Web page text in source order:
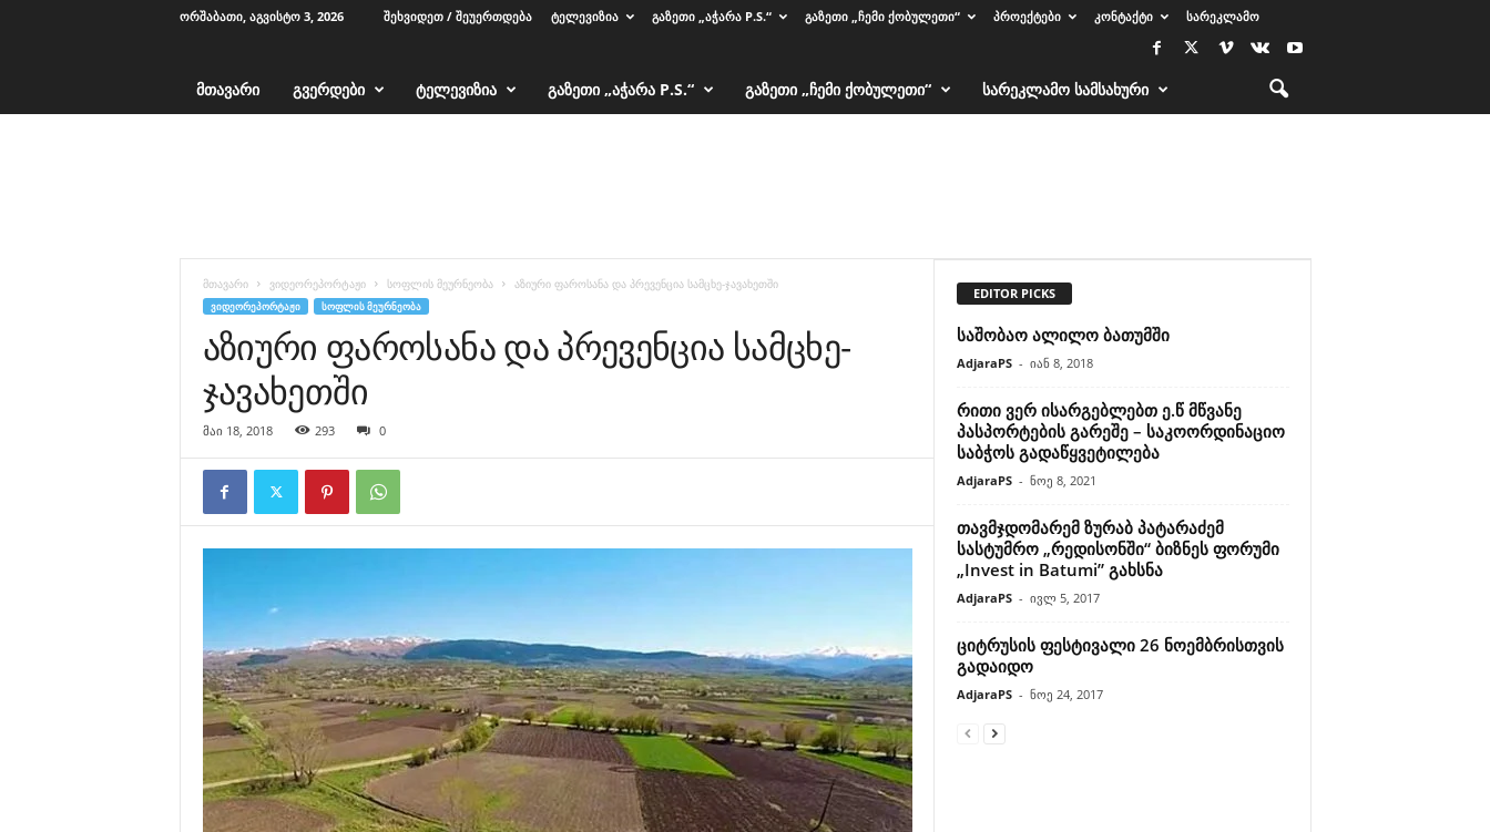
ᲝᲠᲨᲐᲑᲐᲗᲘ, ᲐᲒᲕᲘᲡᲢᲝ 3, 2026 ᲨᲔᲮᲕᲘᲓᲔᲗ / ᲨᲔᲣᲔᲠᲗᲓᲔᲑᲐ ᲢᲔᲚᲔᲕᲘᲖᲘᲐ ᲒᲐᲖᲔᲗᲘ „ᲐᲭᲐᲠᲐ P.S.“ ᲒᲐᲖᲔᲗᲘ „ᲩᲔᲛᲘ ᲥᲝᲑᲣᲚᲔᲗᲘ“ ᲞᲠᲝᲔᲥᲢᲔᲑᲘ ᲙᲝᲜᲢᲐᲥᲢᲘ ᲡᲐᲠᲔᲙᲚᲐᲛᲝ
ᲛᲗᲐᲕᲐᲠᲘ ᲒᲕᲔᲠᲓᲔᲑᲘ ᲢᲔᲚᲔᲕᲘᲖᲘᲐ ᲒᲐᲖᲔᲗᲘ „ᲐᲭᲐᲠᲐ P.S.“ ᲒᲐᲖᲔᲗᲘ „ᲩᲔᲛᲘ ᲥᲝᲑᲣᲚᲔᲗᲘ“ ᲡᲐᲠᲔᲙᲚᲐᲛᲝ ᲡᲐᲛᲡᲐᲮᲣᲠᲘ
მთავარი ვიდეორეპორტაჟი სოფლის მეურნეობა აზიური ფაროსანა და პრევენცია სამცხე-ჯავახეთში
ᲕᲘᲓᲔᲝᲠᲔᲞᲝᲠᲢᲐᲟᲘ ᲡᲝᲤᲚᲘᲡ ᲛᲔᲣᲠᲜᲔᲝᲑᲐ
აზიური ფაროსანა და პრევენცია სამცხე-
ჯავახეთში
მაი 18, 2018 293 0
EDITOR PICKS
საშობაო ალილო ბათუმში
AdjaraPS - იან 8, 2018
რითი ვერ ისარგებლებთ ე.წ მწვანე
პასპორტების გარეშე – საკოორდინაციო
საბჭოს გადაწყვეტილება
AdjaraPS - ნოე 8, 2021
თავმჯდომარემ ზურაბ პატარაძემ
სასტუმრო „რედისონში“ ბიზნეს ფორუმი
„Invest in Batumi” გახსნა
AdjaraPS - ივლ 5, 2017
ციტრუსის ფესტივალი 26 ნოემბრისთვის
გადაიდო
AdjaraPS - ნოე 24, 2017